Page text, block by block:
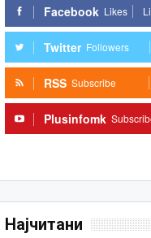
Facebook Likes
Twitter Followers
RSS Subscribe
Plusinfomk
Најчитани